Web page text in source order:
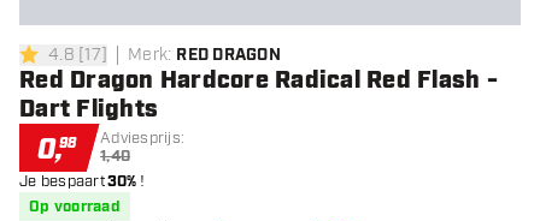
4.8 score sterren
4.8 [17] Merk: RED DRAGON
Red Dragon Hardcore Radical Red Flash -
Dart Flights
0,98 Adviesprijs:
1,40
Je bespaart30% !
Op voorraad